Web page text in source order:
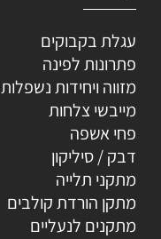
עגלת בקבוקים
פתרונות לפינה
מזווה ויחידות נשפלות
מייבשי צלחות
פחי אשפה
דבק / סיליקון
מתקני תלייה
מתקן הורדת קולבים
מתקנים לנעליים